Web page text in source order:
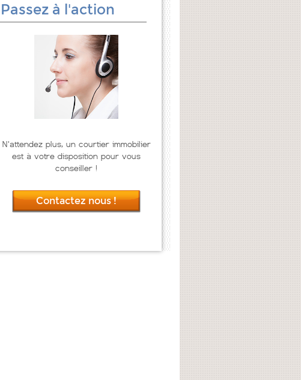
Passez à l'action
N'attendez plus, un courtier immobilier
est à votre disposition pour vous
conseiller !
Contactez nous !